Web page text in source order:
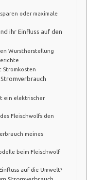
oder maximale
ihr Einfluss auf den
Wurstherstellung
Stromkosten
ein elektrischer
Fleischwolfs den
meines
beim Fleischwolf
auf die Umwelt?